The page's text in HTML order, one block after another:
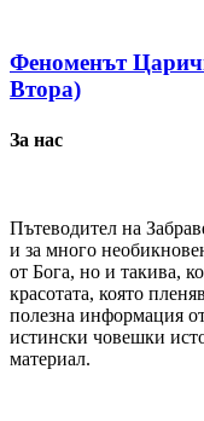
Феноменът
Втора)
За нас
Пътеводител на
и за много
от Бога, но и такива,
красотата, която
полезна информация
истински човешки
материал.